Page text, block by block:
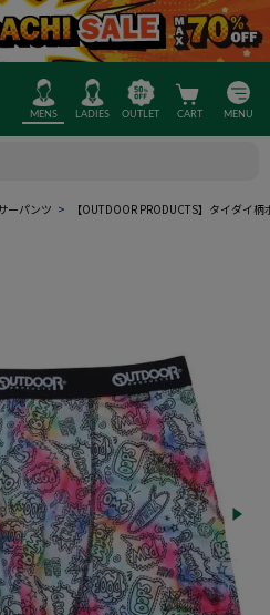
MENS LADIES OUTLET CART MENU
ーパンツ 【OUTDOOR PRODUCTS】タイダイ